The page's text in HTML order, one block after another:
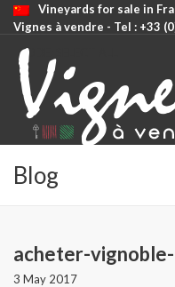
Vineyards for sale in
Vignes à vendre - Tel : +33
CODE: SELECT ALL
Blog
acheter-
3 May 2017